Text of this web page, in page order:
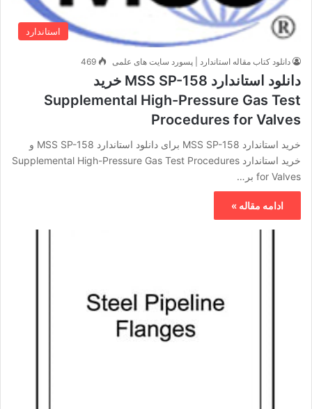
استاندارد
دانلود کتاب مقاله استاندارد | پسورد سایت های علمی 469
دانلود استاندارد MSS SP-158 خرید
Supplemental High-Pressure Gas Test
Procedures for Valves
خرید استاندارد MSS SP-158 برای دانلود استاندارد MSS SP-158 و
خرید استاندارد Supplemental High-Pressure Gas Test Procedures
for Valves بر…
ادامه مقاله »